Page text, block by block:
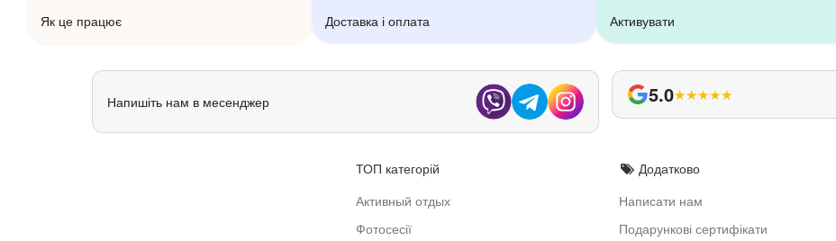
Як це працює Доставка і оплата Активувати
Напишіть нам в месенджер 5.0★★★★★
Додатково
Написати нам
Подарункові сертифікати
ТОП категорій
Активный отдых
Фотосесії